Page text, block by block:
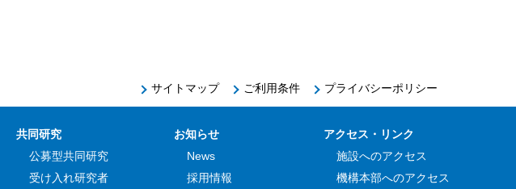
サイトマップ ご利用条件 プライバシーポリシー
共同研究
公募型共同研究
受け入れ研究者
お知らせ
News
採用情報
アクセス・リンク
施設へのアクセス
機構本部へのアクセス